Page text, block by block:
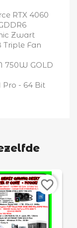
RTX 4060
Zwart
Triple Fan
750W GOLD
Pro - 64 Bit
favorite_border